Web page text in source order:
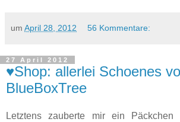
um April 28, 2012 56 Kommentare:
27 April 2012
♥Shop: allerlei Schoenes
BlueBoxTree
Letztens zauberte mir ein Päckchen